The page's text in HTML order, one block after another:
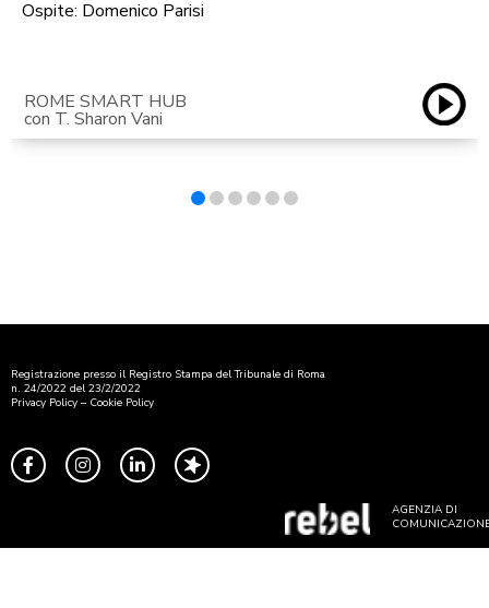
Ospite: Domenico Parisi
ROME SMART HUB
con T. Sharon Vani
Registrazione presso il Registro Stampa del Tribunale di Roma
n. 24/2022 del 23/2/2022
Privacy Policy – Cookie Policy
AGENZIA DI